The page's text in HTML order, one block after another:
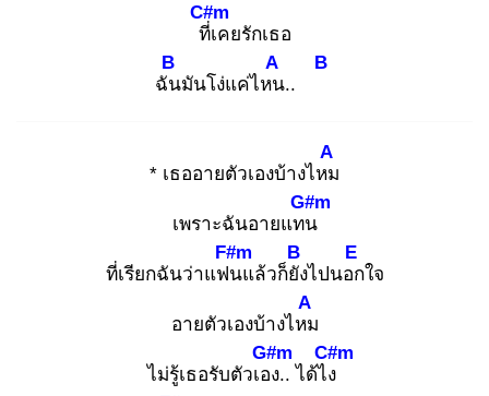
ที่เ
C#m
คยรักเธอ
ฉัน
B
มันโง่แค่ไหน
A
..
B
* เธออายตัวเองบ้างไหม
A
เพราะฉันอายแทน
G#m
ที่เรียกฉันว่าแฟน
F#m
แล้วก็ยัง
B
ไปนอก
E
ใจ
อายตัวเองบ้างไหม
A
ไม่รู้เธอรับตัวเอง
G#m
.. ได้ไง
C#m